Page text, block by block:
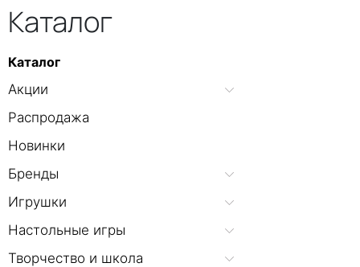
Каталог
Каталог
Акции
Распродажа
Новинки
Бренды
Игрушки
Настольные игры
Творчество и школа